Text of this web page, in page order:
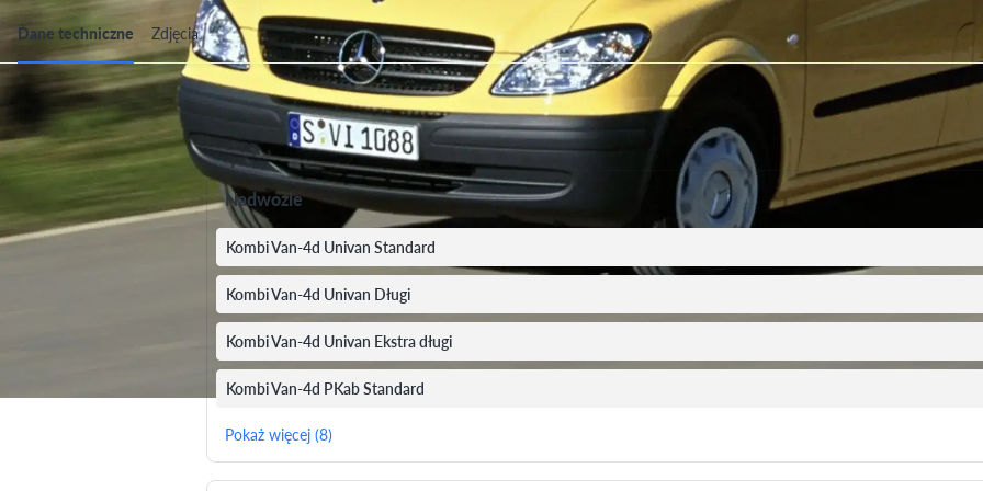
Dane techniczne Zdjęcia
Dane techniczne
Nadwozie
Kombi Van-4d Univan Standard
Kombi Van-4d Univan Długi
Kombi Van-4d Univan Ekstra długi
Kombi Van-4d PKab Standard
Pokaż więcej (8)